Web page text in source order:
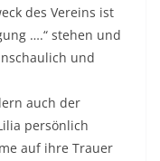
des Vereins ist
….“ stehen und
und
auch der
persönlich
auf ihre Trauer